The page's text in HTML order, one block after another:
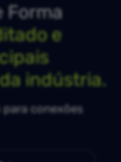
Forma
e
indústria.
conexões